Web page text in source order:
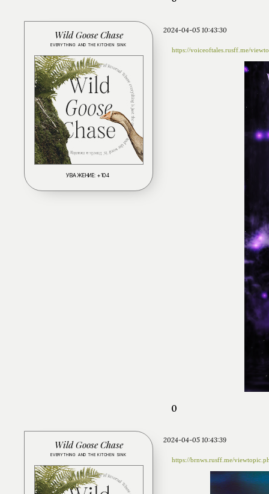
2024-04-05 10:43:30
Wild Goose Chase
EVERYTHING AND THE KITCHEN SINK
УВАЖЕНИЕ: +104
https://voiceoftales.rusff.me/
0
2024-04-05 10:43:39
Wild Goose Chase
EVERYTHING AND THE KITCHEN SINK
https://brnws.rusff.me/